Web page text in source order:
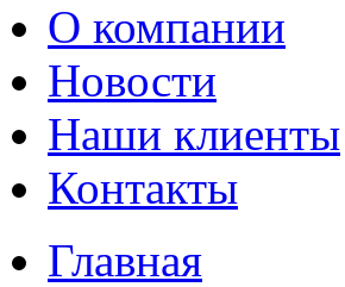
О компании
Новости
Наши клиенты
Контакты
Главная